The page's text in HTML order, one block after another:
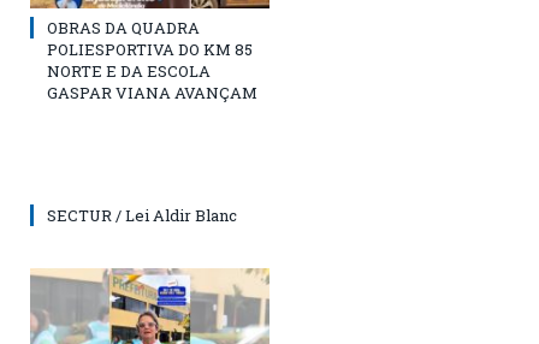
OBRAS DA QUADRA
POLIESPORTIVA DO KM 85
NORTE E DA ESCOLA
GASPAR VIANA AVANÇAM
SECTUR / Lei Aldir Blanc